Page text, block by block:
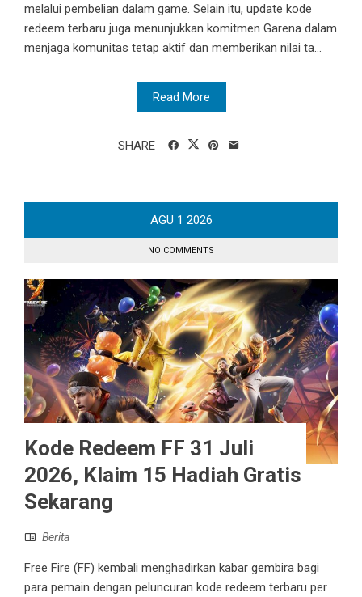
melalui pembelian dalam game. Selain itu, update kode
redeem terbaru juga menunjukkan komitmen Garena dalam
menjaga komunitas tetap aktif dan memberikan nilai ta...
Read More
SHARE
AGU 1 2026
NO COMMENTS
Kode Redeem FF 31 Juli
2026, Klaim 15 Hadiah Gratis
Sekarang
Berita
Free Fire (FF) kembali menghadirkan kabar gembira bagi
para pemain dengan peluncuran kode redeem terbaru per